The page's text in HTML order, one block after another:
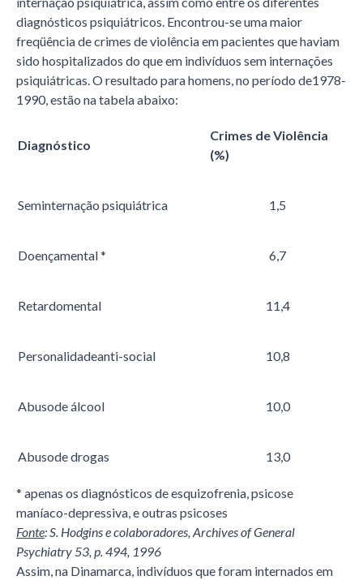
diagnósticos psiquiátricos. Encontrou-se uma maior
freqüência de crimes de violência em pacientes que haviam
sido hospitalizados do que em indivíduos sem internações
psiquiátricas. O resultado para homens, no período de1978-
1990, estão na tabela abaixo:
Diagnóstico
Crimes de Violência
(%)
Seminternação psiquiátrica 1,5
Doençamental * 6,7
Retardomental 11,4
Personalidadeanti-social 10,8
Abusode álcool 10,0
Abusode drogas 13,0
* apenas os diagnósticos de esquizofrenia, psicose
maníaco-depressiva, e outras psicoses
Fonte: S. Hodgins e colaboradores, Archives of General
Psychiatry 53, p. 494, 1996
Assim, na Dinamarca, indivíduos que foram internados em